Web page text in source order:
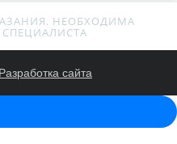
НЕОБХОДИМА
Разработка сайта